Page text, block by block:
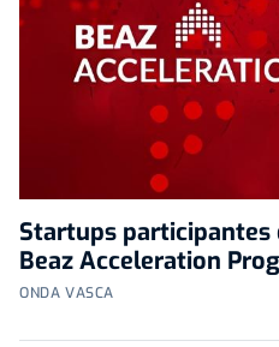
Startups participantes
Beaz Acceleration
ONDA VASCA